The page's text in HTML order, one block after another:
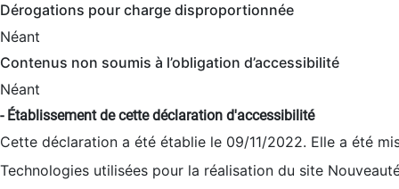
Dérogations pour charge disproportionnée
Néant
Contenus non soumis à l’obligation d’accessibilité
Néant
- Établissement de cette déclaration d'accessibilité
Cette déclaration a été établie le 09/11/2022. Elle a été
Technologies utilisées pour la réalisation du site